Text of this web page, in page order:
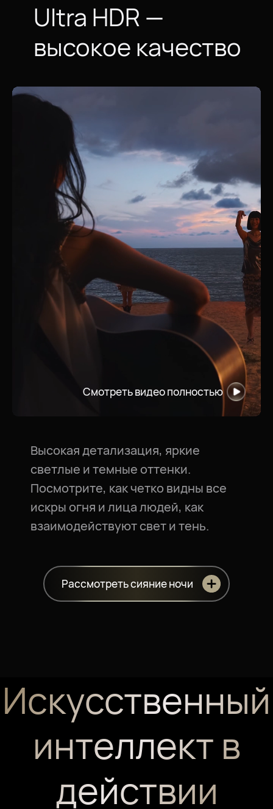
Ultra HDR —
высокое качество
Смотреть видео полностью
Высокая детализация, яркие
светлые и темные оттенки.
Посмотрите, как четко видны все
искры огня и лица людей, как
взаимодействуют свет и тень.
Рассмотреть сияние ночи
Искусственный
интеллект в
действии